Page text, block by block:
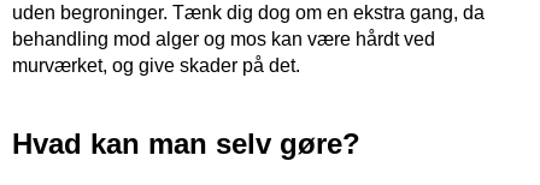
uden begroninger. Tænk dig dog om en ekstra gang, da
behandling mod alger og mos kan være hårdt ved
murværket, og give skader på det.
Hvad kan man selv gøre?